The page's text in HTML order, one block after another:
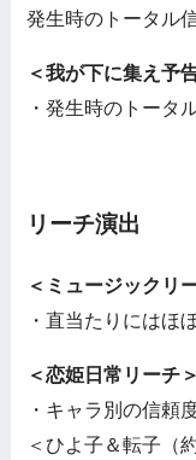
発生時のトータル
＜我が下に集え予
・発生時のトータ
リーチ演出
＜ミュージックリ
・直当たりにはほ
＜恋姫日常リーチ＞
・キャラ別の信頼
＜ひよ子＆転子（